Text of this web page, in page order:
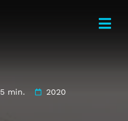
5 min. 2020